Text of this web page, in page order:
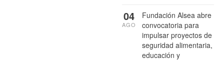
Fundación Alsea abre
convocatoria para
impulsar proyectos de
seguridad alimentaria,
educación y
04
AGO